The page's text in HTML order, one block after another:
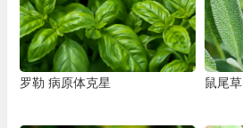
罗勒 病原体克星 鼠尾